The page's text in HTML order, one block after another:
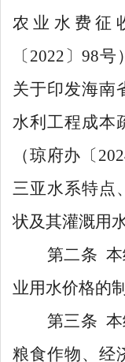
农业水费征
〔 2022 〕98号）
关于印发海南
水利工程成本
（琼府办〔 20
三亚水系特点
状及其灌溉用
第二条
业用水价格的制
第三条
粮食作物、经